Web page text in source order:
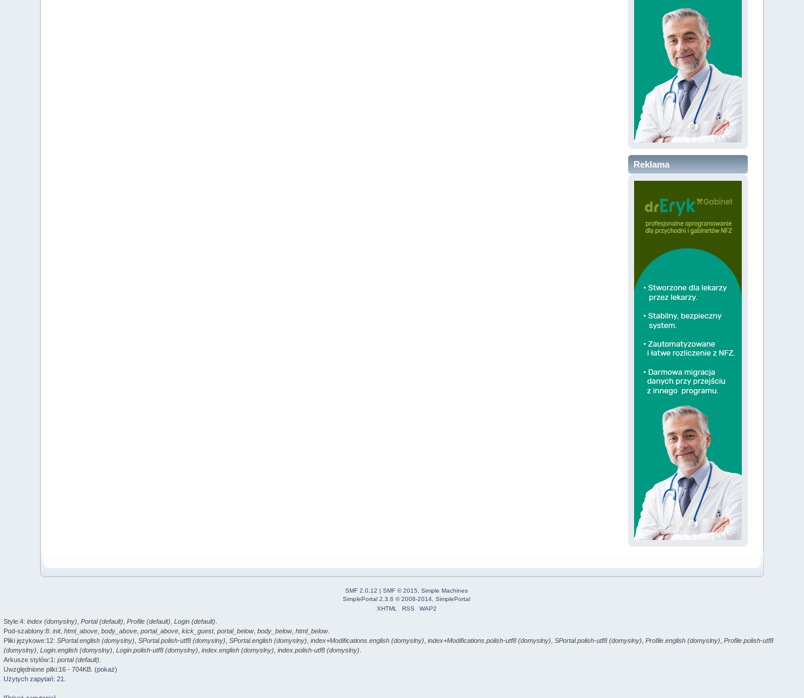
Reklama
SMF 2.0.12 | SMF © 2015
Simple Machines
SimplePortal 2.3.6 © 2008-2014, SimplePortal
XHTML
RSS WAP2
Style:4: index (domyslny) Portal (default) Profile (default) Login (default)
Pod-szablony:8: init, html_above, body_above, portal_above, kick_guest, portal_below, body_below, html_below.
Pliki językowe:12: SPortal.english (domyslny) SPortal.polish-utf8 (domyslny) SPortal.english (domyslny) index+Modifications.english (domyslny) index+Modifications.polish-utf8 (domyslny) SPortal.polish-utf8 (domyslny) Profile.english (domyslny) Profile.polish-utf8
(domyslny) Login.english (domyslny) Login.polish-utf8 (domyslny) index.english (domyslny) index.polish-utf8 (domyslny)
Arkusze stylów:1: portal (default)
Uwzględnione pliki:16 - 704KB. (pokaż)
Użytych zapytań: 21.